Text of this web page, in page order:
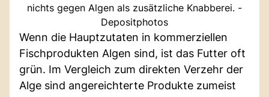
nichts gegen Algen als zusätzliche Knabberei. -
Depositphotos
Wenn die Hauptzutaten in kommerziellen
Fischprodukten Algen sind, ist das Futter oft
grün. Im Vergleich zum direkten Verzehr der
Alge sind angereichterte Produkte zumeist